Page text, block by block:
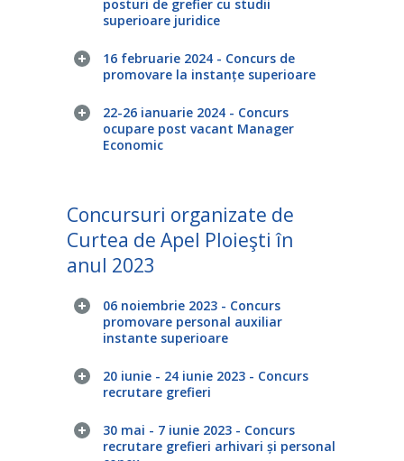
posturi de grefier cu studii
superioare juridice
16 februarie 2024 - Concurs de
promovare la instanțe superioare
22-26 ianuarie 2024 - Concurs
ocupare post vacant Manager
Economic
Concursuri organizate de
Curtea de Apel Ploieşti în
anul 2023
06 noiembrie 2023 - Concurs
promovare personal auxiliar
instante superioare
20 iunie - 24 iunie 2023 - Concurs
recrutare grefieri
30 mai - 7 iunie 2023 - Concurs
recrutare grefieri arhivari și personal